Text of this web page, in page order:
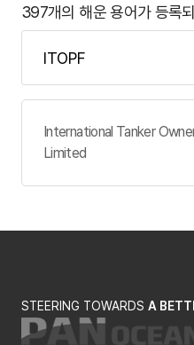
397개의 해운 용어가 등록
International Tanker
Limited
STEERING TOWARDS A